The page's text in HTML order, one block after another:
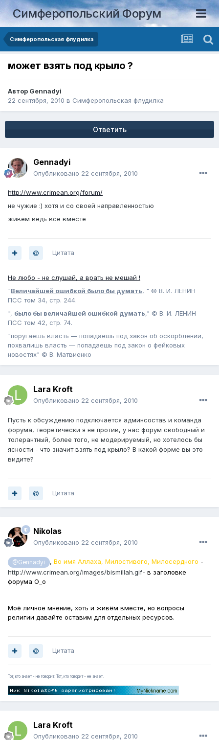
Симферопольский Форум
Симферопольская флудилка
может взять под крыло ?
Автор Gennadyi
22 сентября, 2010 в Симферопольская флудилка
Ответить
Gennadyi
Опубликовано 22 сентября, 2010
http://www.crimean.org/forum/
не чужие :) хотя и со своей направленностью
живем ведь все вместе
Цитата
Не любо - не слушай, а врать не мешай !
"Величайшей ошибкой было бы думать, " © В. И. ЛЕНИН
ПСС том 34, стр. 244.
", было бы величайшей ошибкой думать," © В. И. ЛЕНИН
ПСС том 42, стр. 74.
"поругаешь власть — попадаешь под закон об оскорблении,
похвалишь власть — попадаешь под закон о фейковых
новостях" © В. Матвиенко
Lara Kroft
Опубликовано 22 сентября, 2010
Пусть к обсуждению подключается админсостав и команда
форума, теоретически я не против, у нас форум свободный и
толерантный, более того, не модерируемый, но хотелось бы
ясности - что значит взять под крыло? В какой форме вы это
видите?
Цитата
Nikolas
Опубликовано 22 сентября, 2010
@Gennadyi , Во имя Аллаха, Милостивого, Милосердного -
http://www.crimean.org/images/bismillah.gif- в заголовке
форума О_о
Моё личное мнение, хоть и живём вместе, но вопросы
религии давайте оставим для отдельных ресурсов.
Цитата
Тот, кто знает - не говорит. Тот, кто говорит - не знает.
Lara Kroft
Опубликовано 22 сентября, 2010